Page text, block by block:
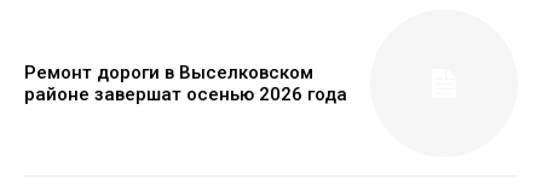
Ремонт дороги в Выселковском
районе завершат осенью 2026 года